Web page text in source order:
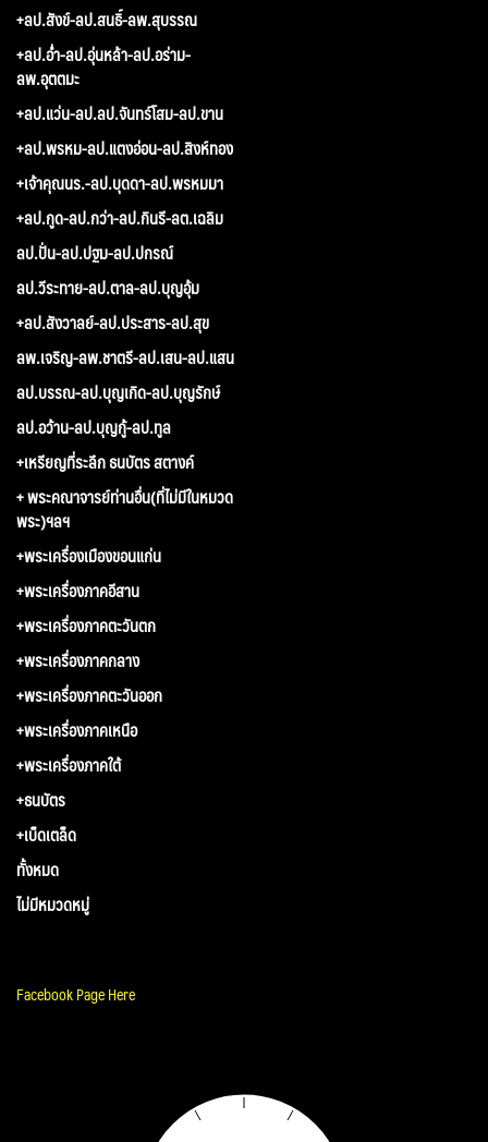
+ลป.สังข์-ลป.สนธิ์-ลพ.สุบรรณ
+ลป.อ่ำ-ลป.อุ่นหล้า-ลป.อร่าม-
ลพ.อุตตมะ
+ลป.แว่น-ลป.ลป.จันทร์โสม-ลป.ขาน
+ลป.พรหม-ลป.แตงอ่อน-ลป.สิงห์ทอง
+เจ้าคุณนร.-ลป.บุดดา-ลป.พรหมมา
+ลป.กูด-ลป.กว่า-ลป.กินรี-ลต.เฉลิม
ลป.ปั่น-ลป.ปฐม-ลป.ปกรณ์
ลป.วีระทาย-ลป.ตาล-ลป.บุญอุ้ม
+ลป.สังวาลย์-ลป.ประสาร-ลป.สุข
ลพ.เจริญ-ลพ.ชาตรี-ลป.เสน-ลป.แสน
ลป.บรรณ-ลป.บุญเกิด-ลป.บุญรักษ์
ลป.อว้าน-ลป.บุญกู้-ลป.ทูล
+เหรียญที่ระลึก ธนบัตร สตางค์
+ พระคณาจารย์ท่านอื่น(ที่ไม่มีในหมวด
พระ)ฯลฯ
+พระเครื่องเมืองขอนแก่น
+พระเครื่องภาคอีสาน
+พระเครื่องภาคตะวันตก
+พระเครื่องภาคกลาง
+พระเครื่องภาคตะวันออก
+พระเครื่องภาคเหนือ
+พระเครื่องภาคใต้
+ธนบัตร
+เบ็ดเตล็ด
ทั้งหมด
ไม่มีหมวดหมู่
Facebook Page Here